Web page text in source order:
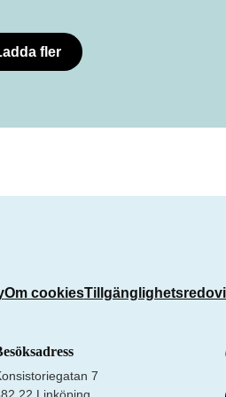
fler
Om cookies
7